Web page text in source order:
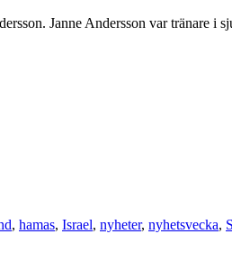
Janne Andersson var tränare i
, hamas, Israel, nyheter, nyhetsvecka,